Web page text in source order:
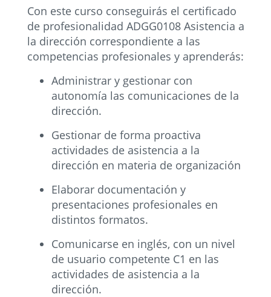
Con este curso conseguirás el certificado
de profesionalidad ADGG0108 Asistencia a
la dirección correspondiente a las
competencias profesionales y aprenderás:
Administrar y gestionar con
autonomía las comunicaciones de la
dirección.
Gestionar de forma proactiva
actividades de asistencia a la
dirección en materia de organización
Elaborar documentación y
presentaciones profesionales en
distintos formatos.
Comunicarse en inglés, con un nivel
de usuario competente C1 en las
actividades de asistencia a la
dirección.